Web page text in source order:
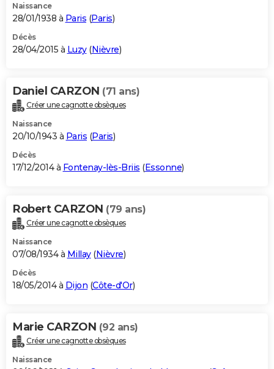
Naissance
28/01/1938 à Paris (Paris)
Décès
28/04/2015 à Luzy(Nièvre)
Daniel CARZON (71 ans)
Créer une cagnotte obsèques
Naissance
20/10/1943 à Paris (Paris)
Décès
17/12/2014 à Fontenay-lès-Briis (Essonne)
Robert CARZON (79 ans)
Créer une cagnotte obsèques
Naissance
07/08/1934 à Millay(Nièvre)
Décès
18/05/2014 à Dijon (Côte-d'Or)
Marie CARZON (92 ans)
Créer une cagnotte obsèques
Naissance